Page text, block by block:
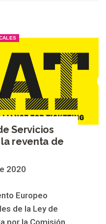
Servicios
reventa de
2020
Europeo
de la Ley de
por la Comisión